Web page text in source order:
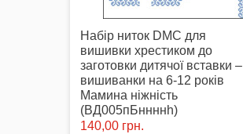
Набір ниток DMC для
вишивки хрестиком до
заготовки дитячої вставки –
вишиванки на 6-12 років
Мамина ніжність
(ВД005пБннннh)
140,00 грн.